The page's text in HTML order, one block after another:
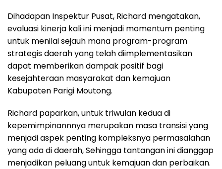
Dihadapan Inspektur Pusat, Richard mengatakan,
evaluasi kinerja kali ini menjadi momentum penting
untuk menilai sejauh mana program-program
strategis daerah yang telah diimplementasikan
dapat memberikan dampak positif bagi
kesejahteraan masyarakat dan kemajuan
Kabupaten Parigi Moutong.
Richard paparkan, untuk triwulan kedua di
kepemimpinannnya merupakan masa transisi yang
menjadi aspek penting kompleksnya permasalahan
yang ada di daerah, Sehingga tantangan ini dianggap
menjadikan peluang untuk kemajuan dan perbaikan.